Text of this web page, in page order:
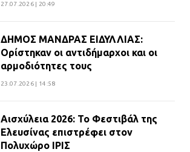
27.07.2026 | 20:49
ΔΗΜΟΣ ΜΑΝΔΡΑΣ ΕΙΔΥΛΛΙΑΣ:
Ορίστηκαν οι αντιδήμαρχοι και οι
αρμοδιότητες τους
23.07.2026 | 14:58
Αισχύλεια 2026: Το Φεστιβάλ της
Ελευσίνας επιστρέφει στον
Πολυχώρο ΙΡΙΣ